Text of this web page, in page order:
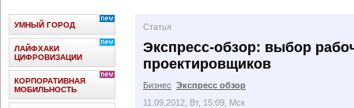
Статья
Экспресс-обзор: выбор
проектировщиков
Бизнес Экспресс обзор
11.09.2012, Вт, 15:09, Мск
УМНЫЙ ГОРОД
ЛАЙФХАКИ
ЦИФРОВИЗАЦИИ
КОРПОРАТИВНАЯ
МОБИЛЬНОСТЬ